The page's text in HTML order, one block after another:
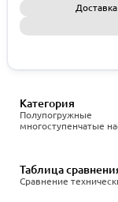
Доставка
Полупогружные
многоступенчатые
Категория
Сравнение
Таблица